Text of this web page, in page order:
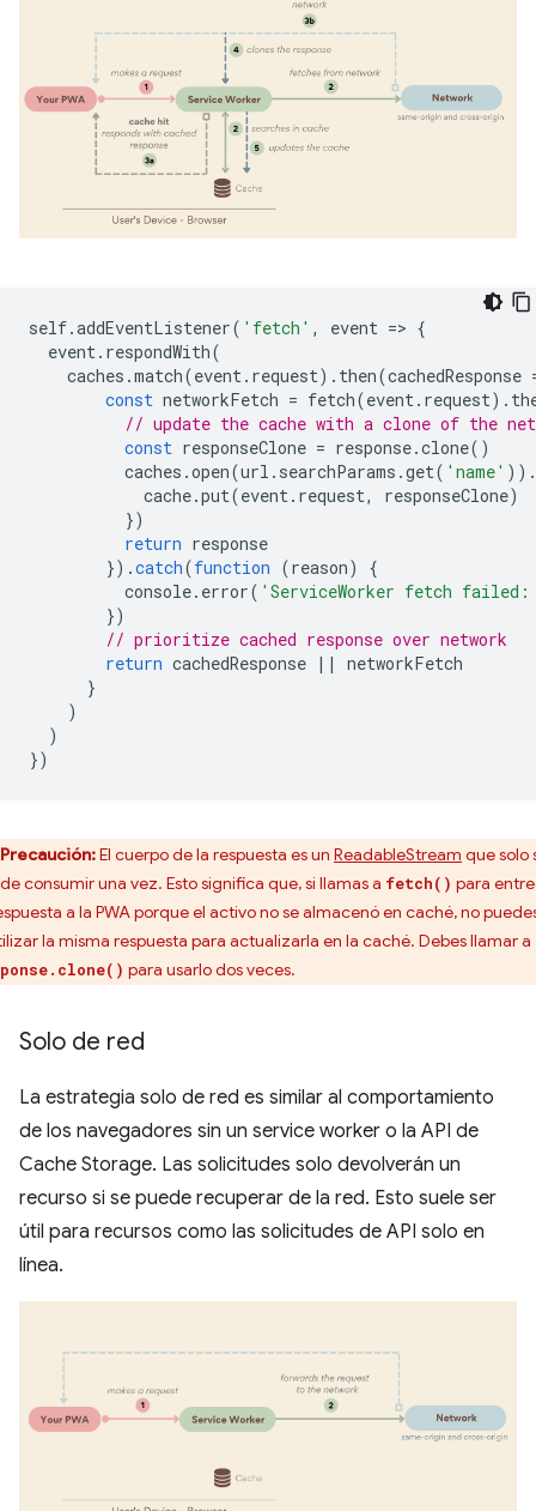
self.addEventListener( 'fetch' , event => {
event. respondWith(
caches .match(event. request). then(cachedResponse
const networkFetch = fetch(event. request).
// update the cache with a clone of the
const responseClone = response.clone()
caches .open(url . searchParams .get( 'name' )).
cache.put(event. request, responseClone)
})
return response
}).catch(function (reason)
{
console. error( 'ServiceWorker fetch
})
// prioritize cached response over network
return cachedResponse ||
networkFetch
}
)
)
})
Precaución:El cuerpo de la respuesta es un ReadableStream que solo
consumir una vez. Esto significa que, si llamas a fetch() para
a la PWA porque el activo no se almacenó en caché, no
la misma respuesta para actualizarla en la caché. Debes llamar a
para usarlo dos veces.
Solo de red
La estrategia solo de red es similar al comportamiento
de los navegadores sin un service worker o la API de
Cache Storage. Las solicitudes solo devolverán un
recurso si se puede recuperar de la red. Esto suele ser
útil para recursos como las solicitudes de API solo en
línea.